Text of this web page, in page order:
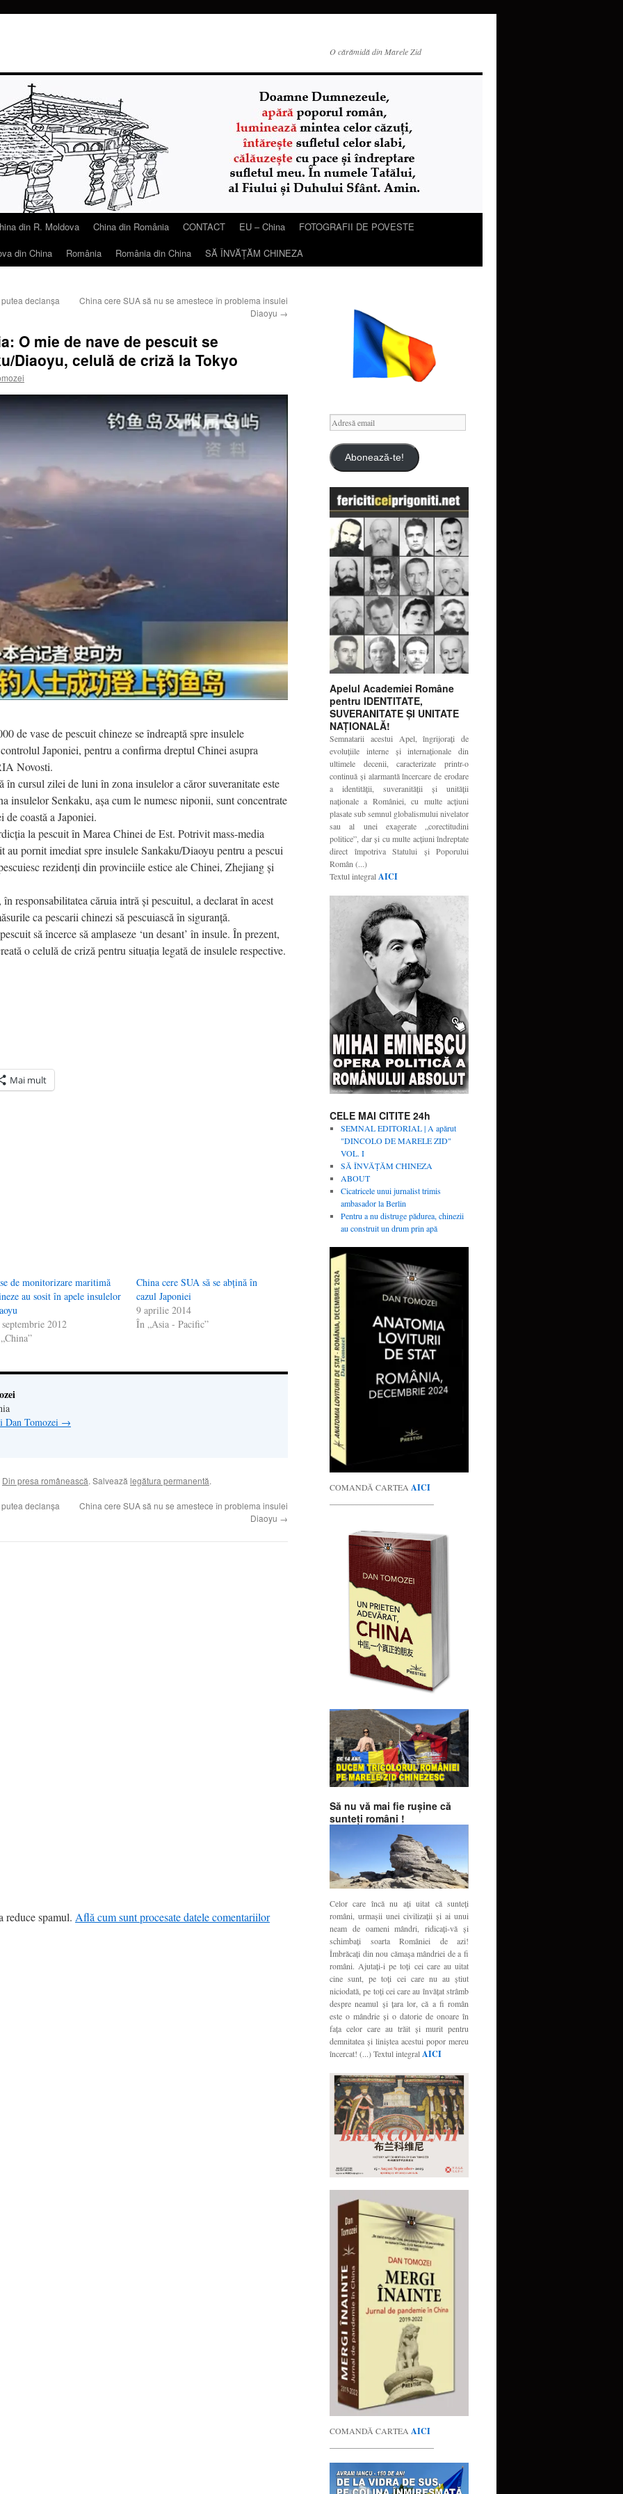
O cărămidă din Marele Zid
din R. Moldova China din România CONTACT EU – China
FOTOGRAFII DE POVESTE
din China România România din China SĂ ÎNVĂŢĂM CHINEZA
declanşa
China cere SUA să nu se amestece în problema insulei
Diaoyu →
O mie de nave de pescuit se
Diaoyu, celulă de criză la Tokyo
de vase de pescuit chineze se îndreaptă spre insulele
Japoniei, pentru a confirma dreptul Chinei asupra
Novosti.
în cursul zilei de luni în zona insulelor a căror suveranitate este
insulelor Senkaku, aşa cum le numesc niponii, sunt concentrate
de coastă a Japoniei.
la pescuit în Marea Chinei de Est. Potrivit mass-media
au pornit imediat spre insulele Sankaku/Diaoyu pentru a pescui
rezidenţi din provinciile estice ale Chinei, Zhejiang şi
responsabilitatea căruia intră şi pescuitul, a declarat în acest
ca pescarii chinezi să pescuiască în siguranţă.
să încerce să amplaseze ‘un desant’ în insule. În prezent,
o celulă de criză pentru situaţia legată de insulele respective.
Mai mult
de monitorizare maritimă
au sosit în apele insulelor
septembrie 2012
China cere SUA să se abțină în
cazul Japoniei
9 aprilie 2014
În „Asia - Pacific”
Dan Tomozei →
Din presa românească. Salvează legătura permanentă.
declanşa
China cere SUA să nu se amestece în problema insulei
Diaoyu →
reduce spamul. Află cum sunt procesate datele comentariilor
Adresă
email
Abonează-te!
Apelul Academiei Române
pentru IDENTITATE,
SUVERANITATE ŞI UNITATE
NAŢIONALĂ!
Semnatarii acestui Apel, îngrijoraţi de
evoluţiile interne şi internaţionale din
ultimele decenii, caracterizate printr-o
continuă şi alarmantă încercare de erodare
a identităţii, suveranităţii şi unităţii
naţionale a României, cu multe acţiuni
plasate sub semnul globalismului nivelator
sau al unei exagerate „corectitudini
politice”, dar şi cu multe acţiuni îndreptate
direct împotriva Statului şi Poporului
Român (...)
Textul integralAICI
CELE MAI CITITE 24h
SEMNAL EDITORIAL | A apărut
"DINCOLO DE MARELE ZID"
VOL. I
SĂ ÎNVĂŢĂM CHINEZA
ABOUT
Cicatricele unui jurnalist trimis
ambasador la Berlin
Pentru a nu distruge pădurea, chinezii
au construit un drum prin apă
COMANDĂ CARTEA AICI
Să nu vă mai fie ruşine că
sunteţi români !
Celor care încă nu aţi uitat că sunteţi
români, urmaşii unei civilizaţii şi ai unui
neam de oameni mândri, ridicaţi-vă şi
schimbaţi soarta României de azi!
Îmbrăcaţi din nou cămaşa mândriei de a fi
români. Ajutaţi-i pe toţi cei care au uitat
cine sunt, pe toţi cei care nu au ştiut
niciodată, pe toţi cei care au învăţat strâmb
despre neamul şi ţara lor, că a fi român
este o mândrie şi o datorie de onoare în
faţa celor care au trăit şi murit pentru
demnitatea şi liniştea acestui popor mereu
încercat! (...) Textul integralAICI
COMANDĂ CARTEA AICI